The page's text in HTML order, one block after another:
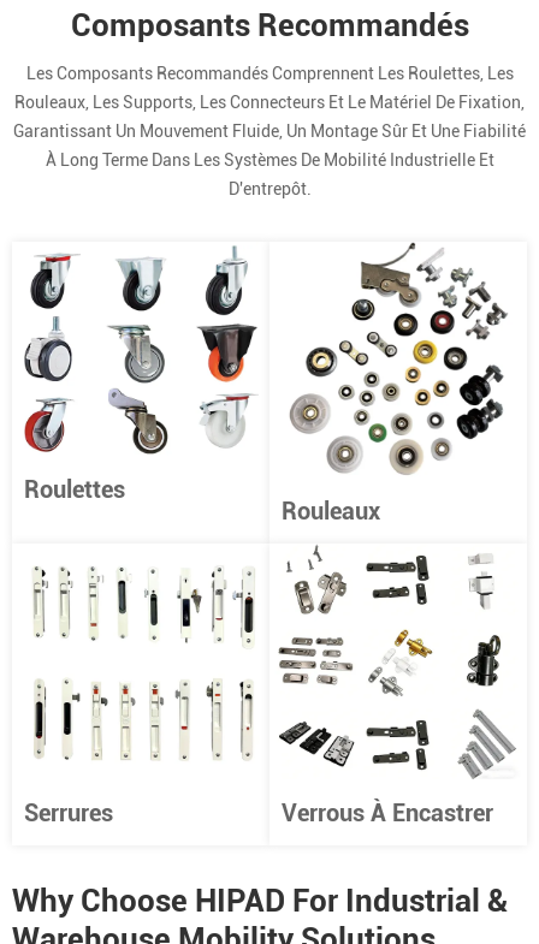
Composants Recommandés
Les Composants Recommandés Comprennent Les Roulettes, Les
Rouleaux, Les Supports, Les Connecteurs Et Le Matériel De Fixation,
Garantissant Un Mouvement Fluide, Un Montage Sûr Et Une Fiabilité
À Long Terme Dans Les Systèmes De Mobilité Industrielle Et
D'entrepôt.
Roulettes
Rouleaux
Serrures Verrous À Encastrer
Why Choose HIPAD For Industrial &